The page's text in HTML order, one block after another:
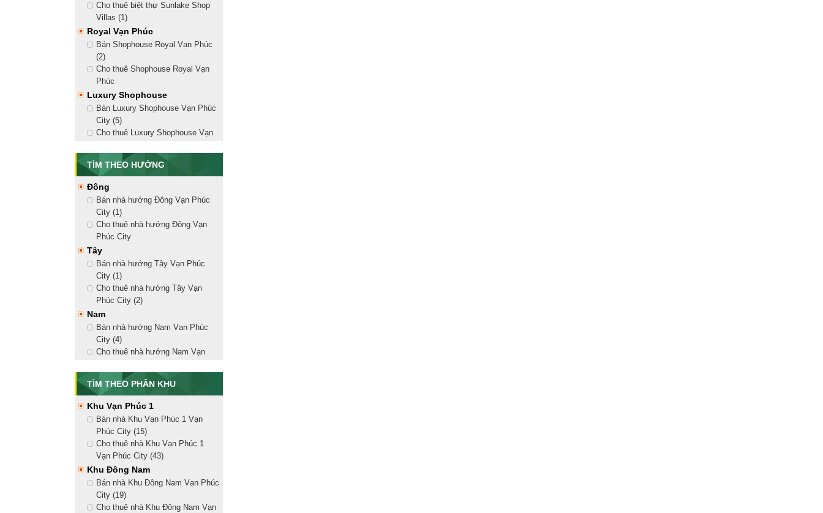
Cho thuê biệt thự Sunlake Shop
Villas (1)
Royal Vạn Phúc
Bán Shophouse Royal Vạn Phúc
(2)
Cho thuê Shophouse Royal Vạn
Phúc
Luxury Shophouse
Bán Luxury Shophouse Vạn Phúc
City (5)
Cho thuê Luxury Shophouse Vạn
Golden Shophouse
Bán Golden Shophouse Vạn Phúc
City (8)
Cho thuê Golden Shophouse Vạn
Phúc City (13)
Shophouse Nguyễn Thị Nhung
Bán Shophouse Nguyễn Thị
Nhung (2)
Cho thuê Shophouse Nguyễn Thị
Nhung (10)
Nhà Phố Vạn Phúc
Bán nhà phố liền kề (15)
Cho thuê nhà mặt tiền (41)
Căn Hộ Vạn Phúc City
Bán căn hộ Vạn Phúc City (1)
Cho thuê căn hộ Vạn Phúc City
Bán biệt thự Mansion Vạn Phúc
(2)
Cho thuê biệt thự Mansion Vạn
Phúc (1)
TÌM THEO HƯỚNG
Đông
Bán nhà hướng Đông Vạn Phúc
City (1)
Cho thuê nhà hướng Đông Vạn
Phúc City
Tây
Bán nhà hướng Tây Vạn Phúc
City (1)
Cho thuê nhà hướng Tây Vạn
Phúc City (2)
Nam
Bán nhà hướng Nam Vạn Phúc
City (4)
Cho thuê nhà hướng Nam Vạn
Bắc
Bán nhà hướng Bắc Vạn Phúc
City (4)
Cho thuê nhà hướng Bắc Vạn
Phúc City (10)
Đông Bắc
Bán nhà hướng Đông Bắc Vạn
Phúc City (5)
Cho thuê nhà hướng Đông Bắc
Vạn Phúc City (14)
Đông Nam
TÌM THEO PHÂN KHU
Khu Vạn Phúc 1
Bán nhà Khu Vạn Phúc 1 Vạn
Phúc City (15)
Cho thuê nhà Khu Vạn Phúc 1
Vạn Phúc City (43)
Khu Đông Nam
Bán nhà Khu Đông Nam Vạn Phúc
City (19)
Cho thuê nhà Khu Đông Nam Vạn